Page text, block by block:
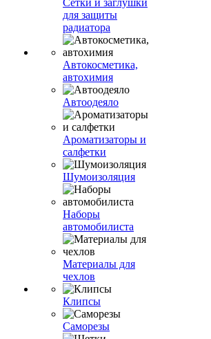
Сетки и заглушки
для защиты
радиатора
Автокосметика,
автохимия
Автоодеяло
Ароматизаторы и
салфетки
Шумоизоляция
Наборы
автомобилиста
Материалы для
чехлов
Клипсы
Саморезы